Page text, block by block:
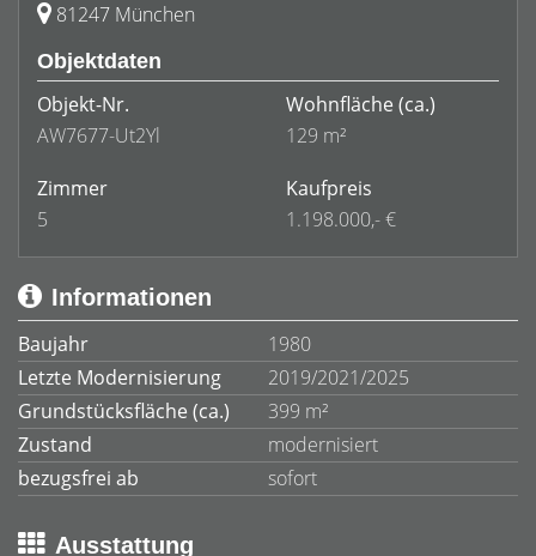
81247 München
Objektdaten
Objekt-Nr.
AW7677-Ut2Yl
Wohnfläche (ca.)
129 m²
Zimmer
5
Kaufpreis
1.198.000,- €
Informationen
Baujahr
1980
Letzte Modernisierung
2019/2021/2025
Grundstücksfläche (ca.)
399 m²
Zustand
modernisiert
bezugsfrei ab
sofort
Ausstattung